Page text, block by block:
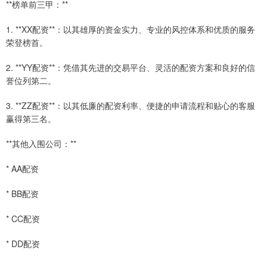
**榜单前三甲：**
1. **XX配资**：以其雄厚的资金实力、专业的风控体系和优质的服务
荣登榜首。
2. **YY配资**：凭借其先进的交易平台、灵活的配资方案和良好的信
誉位列第二。
3. **ZZ配资**：以其低廉的配资利率、便捷的申请流程和贴心的客服
赢得第三名。
**其他入围公司：**
* AA配资
* BB配资
* CC配资
* DD配资